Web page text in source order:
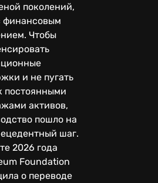
поколений,
финансовым
Чтобы
и не пугать
постоянными
активов,
пошло на
шаг.
2026 года
Foundation
о переводе